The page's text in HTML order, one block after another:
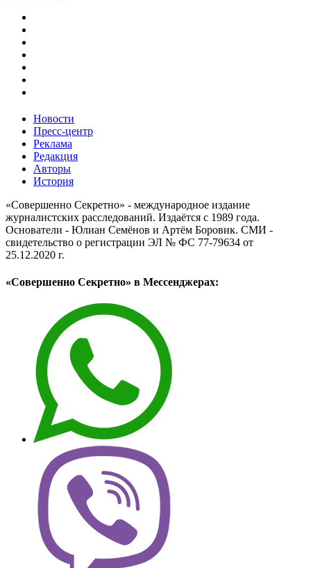
Новости
Пресс-центр
Реклама
Редакция
Авторы
История
«Совершенно Секретно» - международное издание
журналистских расследований. Издаётся с 1989 года.
Основатели - Юлиан Семёнов и Артём Боровик. CМИ -
свидетельство о регистрации ЭЛ № ФС 77-79634 от
25.12.2020 г.
«Совершенно Секретно» в Мессенджерах: